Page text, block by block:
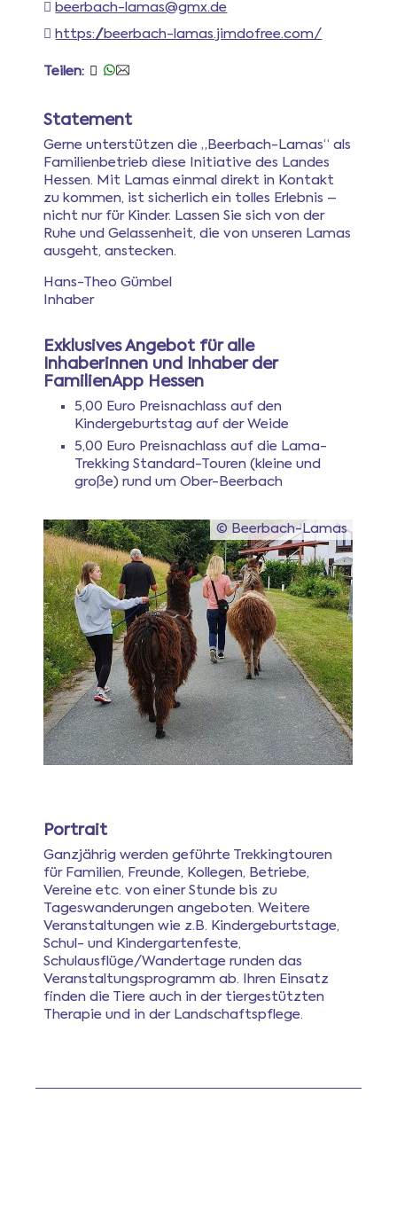
beerbach-lamas@gmx.de
https://beerbach-lamas.jimdofree.com/
Teilen:
Statement
Gerne unterstützen die „Beerbach-Lamas“ als
Familienbetrieb diese Initiative des Landes
Hessen. Mit Lamas einmal direkt in Kontakt
zu kommen, ist sicherlich ein tolles Erlebnis –
nicht nur für Kinder. Lassen Sie sich von der
Ruhe und Gelassenheit, die von unseren Lamas
ausgeht, anstecken.
Hans-Theo Gümbel
Inhaber
Exklusives Angebot für alle
Inhaberinnen und Inhaber der
FamilienApp Hessen
5,00 Euro Preisnachlass auf den
Kindergeburtstag auf der Weide
5,00 Euro Preisnachlass auf die Lama-
Trekking Standard-Touren (kleine und
große) rund um Ober-Beerbach
© Beerbach-Lamas
Portrait
Ganzjährig werden geführte Trekkingtouren
für Familien, Freunde, Kollegen, Betriebe,
Vereine etc. von einer Stunde bis zu
Tageswanderungen angeboten. Weitere
Veranstaltungen wie z.B. Kindergeburtstage,
Schul- und Kindergartenfeste,
Schulausflüge/Wandertage runden das
Veranstaltungsprogramm ab. Ihren Einsatz
finden die Tiere auch in der tiergestützten
Therapie und in der Landschaftspflege.